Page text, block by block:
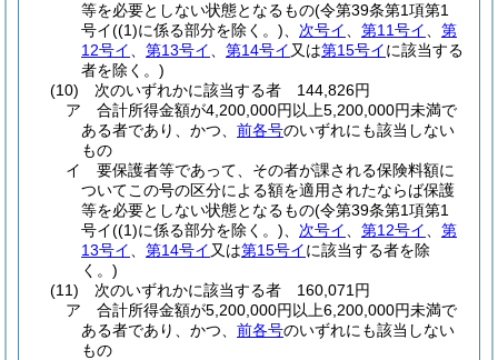
等を必要としない状態となるもの(令第39条第1項第1
号イ((1)に係る部分を除く。) 次号イ 第11号イ
第
12号イ
第13号イ 第14号イ 又は第15号イに該当する
者を除く。)
(10)
次のいずれかに該当する者 144,826円
ア
合計所得金額が4,200,000円以上5,200,000円未満で
ある者であり、かつ、 前各号のいずれにも該当しない
もの
イ
要保護者等であって、その者が課される保険料額に
ついてこの号の区分による額を適用されたならば保護
等を必要としない状態となるもの(令第39条第1項第1
号イ((1)に係る部分を除く。) 次号イ 第12号イ
第
13号イ
第14号イ 又は第15号イに該当する者を除
く。)
(11)
次のいずれかに該当する者 160,071円
ア
合計所得金額が5,200,000円以上6,200,000円未満で
ある者であり、かつ、 前各号のいずれにも該当しない
もの